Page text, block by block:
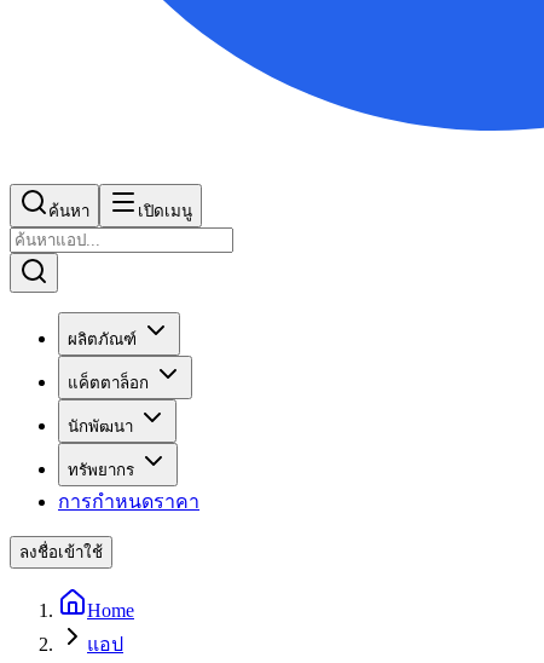
ค้นหา เปิดเมนู
ผลิตภัณฑ์
แค็ตตาล็อก
นักพัฒนา
ทรัพยากร
การกำหนดราคา
ลงชื่อเข้าใช้
Home
แอป